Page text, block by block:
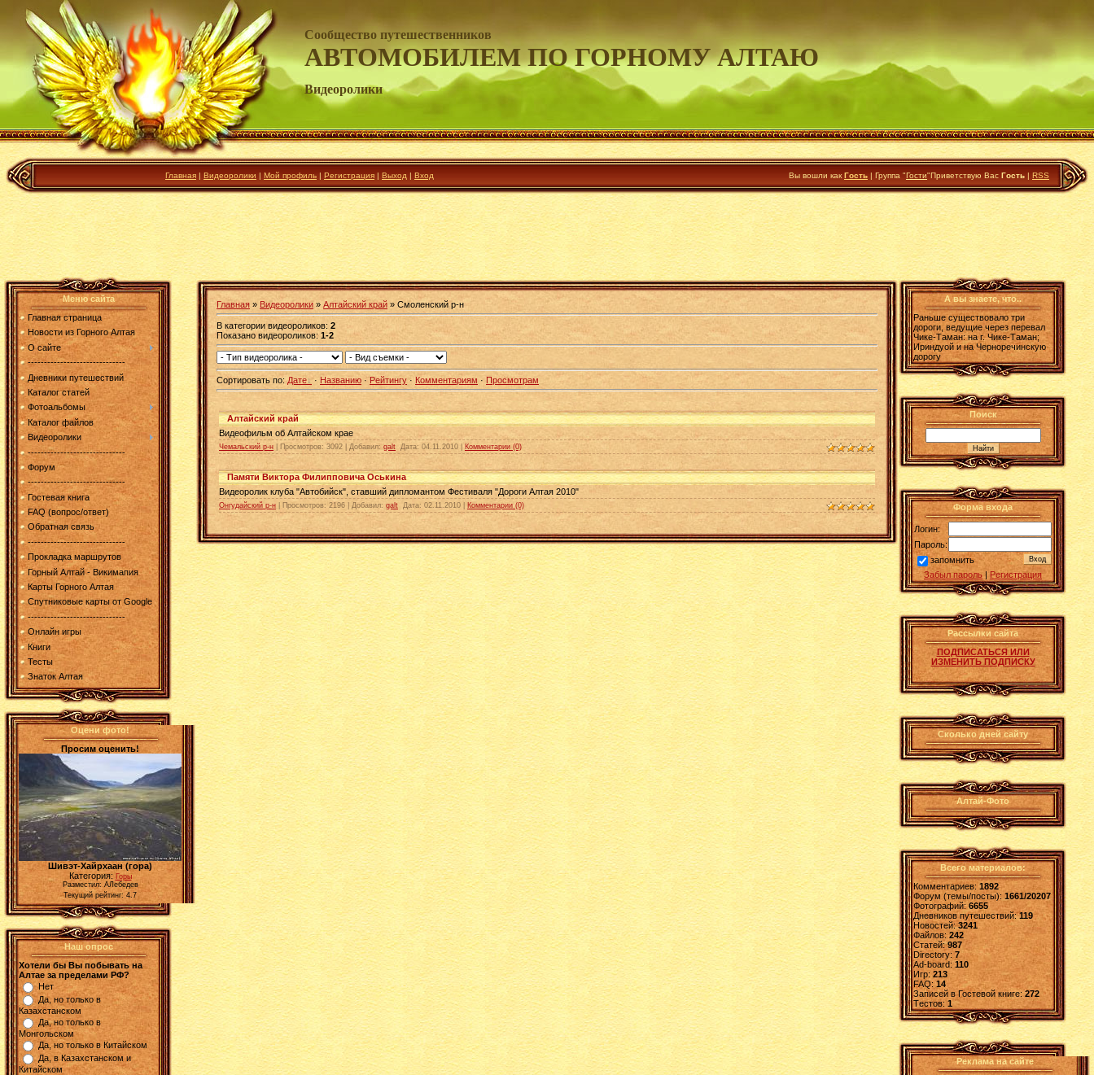
Сообщество путешественников
АВТОМОБИЛЕМ ПО ГОРНОМУ АЛТАЮ
Видеоролики
Главная | Видеоролики | Мой профиль | Регистрация | Выход | Вход Вы вошли как Гость | Группа "Гости"Приветствую Вас Гость | RSS
Меню сайта
Главная страница
Новости из Горного Алтая
О сайте
------------------------------
Дневники путешествий
Каталог статей
Фотоальбомы
Каталог файлов
Видеоролики
------------------------------
Форум
------------------------------
Гостевая книга
FAQ (вопрос/ответ)
Обратная связь
------------------------------
Прокладка маршрутов
Горный Алтай - Викимапия
Карты Горного Алтая
Спутниковые карты от Google
------------------------------
Онлайн игры
Книги
Тесты
Знаток Алтая
Оцени фото!
Просим оценить!
Шивэт-Хайрхаан (гора)
Категория: Горы
Разместил: АЛебедев
Текущий рейтинг: 4.7
Наш опрос
Хотели бы Вы побывать на
Алтае за пределами РФ?
Нет
Да, но только в
Казахстанском
Да, но только в
Монгольском
Да, но только в Китайском
Да, в Казахстанском и
Китайском
Главная » Видеоролики » Алтайский край » Смоленский р-н
В категории видеороликов: 2
Показано видеороликов:1-2
Сортировать по:Дате · Названию ·Рейтингу · Комментариям · Просмотрам
Алтайский край
Видеофильм об Алтайском крае
Чемальский р-н | Просмотров: 3092 | Добавил: galt Дата: 04.11.2010 Комментарии (0)
Памяти Виктора Филипповича Оськина
Видеоролик клуба "Автобийск", ставший дипломантом Фестиваля "Дороги Алтая 2010"
Онгудайский р-н | Просмотров: 2196 | Добавил: galt Дата: 02.11.2010 Комментарии (0)
А вы знаете, что..
Раньше существовало три
дороги, ведущие через перевал
Чике-Таман: на г. Чике-Таман;
Ириндуой и на Черноречинскую
дорогу
Поиск
Форма входа
Логин:
Пароль:
запомнить
Забыл пароль | Регистрация
Рассылки сайта
ПОДПИСАТЬСЯ ИЛИ
ИЗМЕНИТЬ ПОДПИСКУ
Сколько дней сайту
Алтай-Фото
Всего материалов:
Комментариев: 1892
Форум (темы/посты):1661/20207
Фотографий:6655
Дневников путешествий:119
Новостей:3241
Файлов: 242
Статей:987
Directory: 7
Ad-board:110
Игр: 213
FAQ:14
Записей в Гостевой книге:272
Tестов: 1
Реклама на сайте